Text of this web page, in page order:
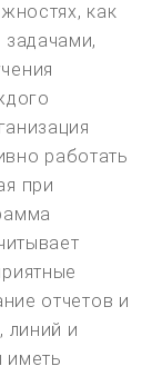
как
работать
при
отчетов и
линий и
иметь